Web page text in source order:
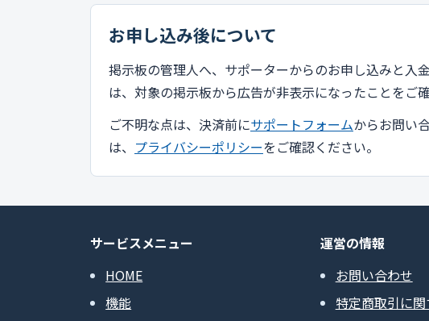
お申し込み後について
掲示板の管理人へ、サポーターからのお申し込みと入
は、対象の掲示板から広告が非表示になったことをご
ご不明な点は、決済前にサポートフォームからお問い
は、 プライバシーポリシーをご確認ください。
サービスメニュー
HOME
機能
運営の情報
お問い合わせ
特定商取引に